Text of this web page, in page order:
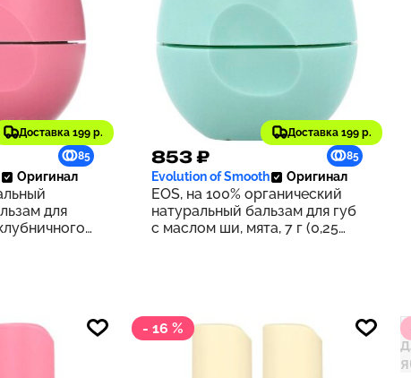
Доставка 199 р.
85
Оригинал
для
Доставка 199 р.
853 ₽ 85
Evolution of Smooth Оригинал
EOS, на 100% органический
натуральный бальзам для губ
с маслом ши, мята, 7 г (0,25
- 16 %